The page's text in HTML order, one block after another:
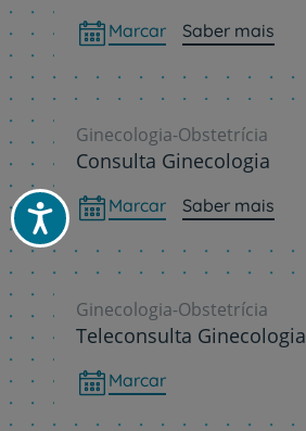
Acessibilidade
Marcar Saber mais
Ginecologia-Obstetrícia
Consulta Ginecologia
Marcar Saber mais
Ginecologia-Obstetrícia
Teleconsulta Ginecologia
Marcar